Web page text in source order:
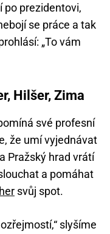
po prezidentovi,
se práce a tak
„To vám
Hilšer, Zima
své profesní
že umí vyjednávat
Pražský hrad vrátí
a pomáhat
svůj spot.
slyšíme